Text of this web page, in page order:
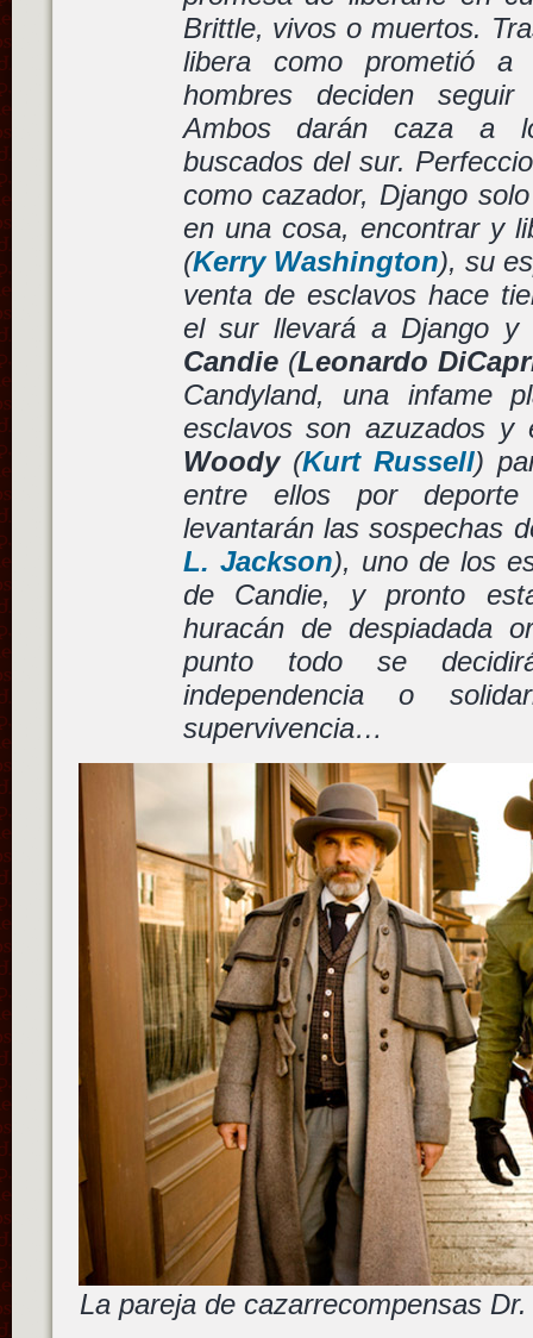
Brittle, vivos o muertos.
libera como prometió
hombres deciden
Ambos darán caza a
buscados del sur.
como cazador, Django
en una cosa, encontrar y
(Kerry Washington), su
venta de esclavos hace
el sur llevará a Django
Candie(Leonardo
Candyland, una infame
esclavos son azuzados
Woody(Kurt Russell)
entre ellos por
levantarán las sospechas
L. Jackson), uno de los
de Candie, y pronto
huracán de despiadada
punto todo se
independencia o
supervivencia…
La pareja de cazarrecompensas